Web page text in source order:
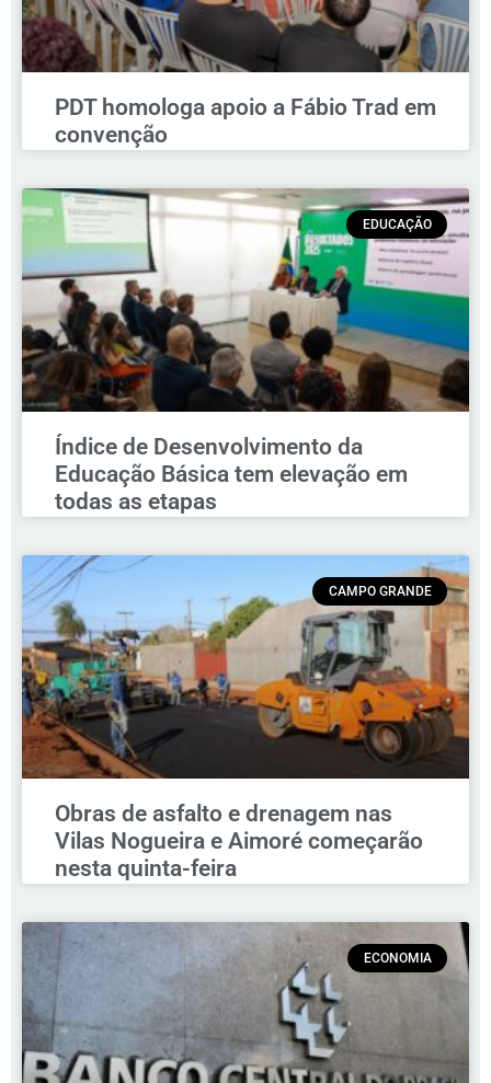
PDT homologa apoio a Fábio Trad em
convenção
EDUCAÇÃO
Índice de Desenvolvimento da
Educação Básica tem elevação em
todas as etapas
CAMPO GRANDE
Obras de asfalto e drenagem nas
Vilas Nogueira e Aimoré começarão
nesta quinta-feira
ECONOMIA